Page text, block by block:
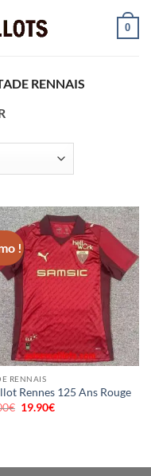
0
RENNAIS
!
RENNAIS
Rennes 125 Ans Rouge
€ Le
19.90€Le